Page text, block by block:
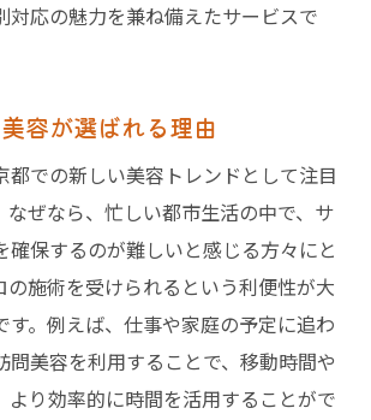
対応の魅力を兼ね備えたサービスで
容が選ばれる理由
都での新しい美容トレンドとして注目
なぜなら、忙しい都市生活の中で、サ
確保するのが難しいと感じる方々にと
の施術を受けられるという利便性が大
す。例えば、仕事や家庭の予定に追わ
問美容を利用することで、移動時間や
より効率的に時間を活用することがで